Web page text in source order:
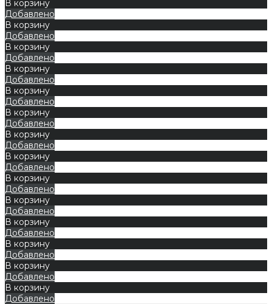
В корзину
Добавлено
В корзину
Добавлено
В корзину
Добавлено
В корзину
Добавлено
В корзину
Добавлено
В корзину
Добавлено
В корзину
Добавлено
В корзину
Добавлено
В корзину
Добавлено
В корзину
Добавлено
В корзину
Добавлено
В корзину
Добавлено
В корзину
Добавлено
В корзину
Добавлено